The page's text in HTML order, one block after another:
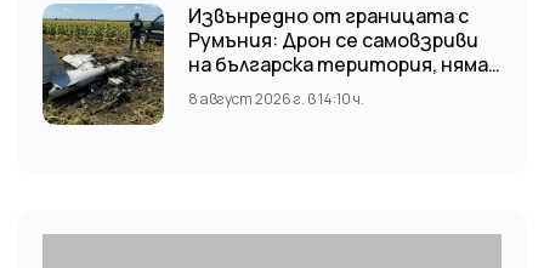
Извънредно от границата с
Румъния: Дрон се самовзриви
на българска територия, няма
щети
8 август 2026 г. в 14:10 ч.